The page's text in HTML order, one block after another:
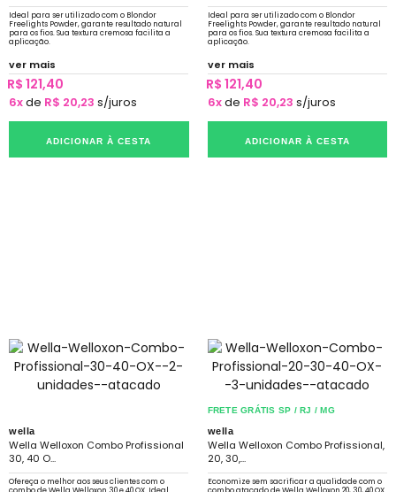
Ideal para ser utilizado com o Blondor
Freelights Powder, garante resultado natural
para os fios. Sua textura cremosa facilita a
aplicação.
ver mais
R$ 121,40
6xde R$ 20,23 s/juros
ADICIONAR À CESTA
Ideal para ser utilizado com o Blondor
Freelights Powder, garante resultado natural
para os fios. Sua textura cremosa facilita a
aplicação.
ver mais
R$ 121,40
6xde R$ 20,23 s/juros
ADICIONAR À CESTA
wella
Wella Welloxon Combo Profissional
30, 40 O...
Ofereça o melhor aos seus clientes com o
FRETE GRÁTIS SP / RJ / MG
wella
Wella Welloxon Combo Profissional,
20, 30,...
Economize sem sacrificar a qualidade com o